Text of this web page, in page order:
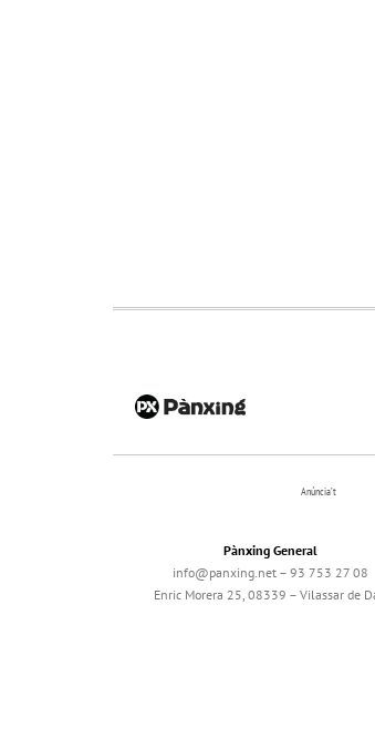
Anúncia’t
Pànxing General
info@panxing.net – 93 753 27 08
Enric Morera 25, 08339 – Vilassar de